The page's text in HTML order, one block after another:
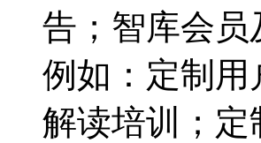
告；智库会
例如：定制
解读培训；